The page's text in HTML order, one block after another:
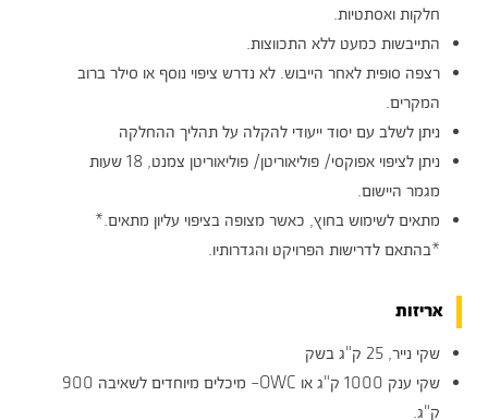
חלקות ואסתטיות.
התייבשות כמעט ללא התכווצות.
רצפה סופית לאחר הייבוש. לא נדרש ציפוי נוסף או סילר ברוב
המקרים.
ניתן לשלב עם יסוד ייעודי להקלה על תהליך ההחלקה
ניתן לציפוי אפוקסי/ פוליאוריטן/ פוליאוריטן צמנט, 18 שעות
מגמר היישום.
מתאים לשימוש בחוץ, כאשר מצופה בציפוי עליון מתאים.*
*בהתאם לדרישות הפרויקט והגדרותיו.
אריזות
שקי נייר, 25 ק"ג בשק
שקי ענק 1000 ק"ג או OWC– מיכלים מיוחדים לשאיבה 900
ק"ג.